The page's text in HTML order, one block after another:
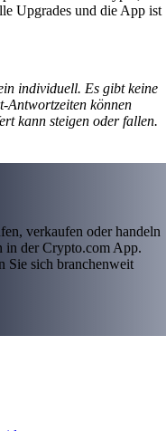
Upgrades und die App ist
individuell. Es gibt keine
Antwortzeiten können
kann steigen oder fallen.
verkaufen oder handeln
in der Crypto.com App.
Sie sich branchenweit